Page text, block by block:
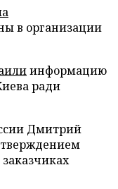
в организации
информацию
ради
Дмитрий